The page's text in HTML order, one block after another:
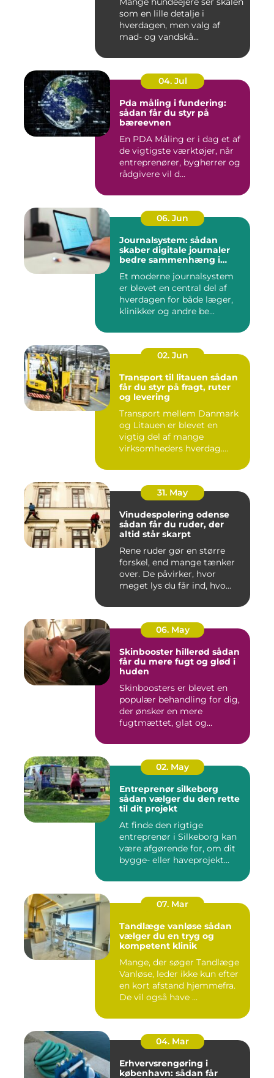
som en lille detalje i
hverdagen, men valg af
mad- og vandskå...
04. Jul
Pda måling i fundering:
sådan får du styr på
bæreevnen
En PDA Måling er i dag et af
de vigtigste værktøjer, når
entreprenører, bygherrer og
rådgivere vil d...
06. Jun
Journalsystem: sådan
skaber digitale journaler
bedre sammenhæng i
Et moderne journalsystem
er blevet en central del af
hverdagen for både læger,
klinikker og andre be...
02. Jun
Transport til litauen sådan
får du styr på fragt, ruter
og levering
Transport mellem Danmark
og Litauen er blevet en
vigtig del af mange
virksomheders hverdag.
31. May
Vinudespolering odense
sådan får du ruder, der
altid står skarpt
Rene ruder gør en større
forskel, end mange tænker
over. De påvirker, hvor
meget lys du får ind, hvo...
06. May
Skinbooster hillerød sådan
får du mere fugt og glød i
huden
Skinboosters er blevet en
populær behandling for dig,
der ønsker en mere
fugtmættet, glat og
02. May
Entreprenør silkeborg
sådan vælger du den rette
til dit projekt
At finde den rigtige
entreprenør i Silkeborg kan
være afgørende for, om dit
bygge- eller haveprojekt...
07. Mar
Tandlæge vanløse sådan
vælger du en tryg og
kompetent klinik
Mange, der søger Tandlæge
Vanløse, leder ikke kun efter
en kort afstand hjemmefra.
De vil også have ...
04. Mar
Erhvervsrengøring i
københavn: sådan får